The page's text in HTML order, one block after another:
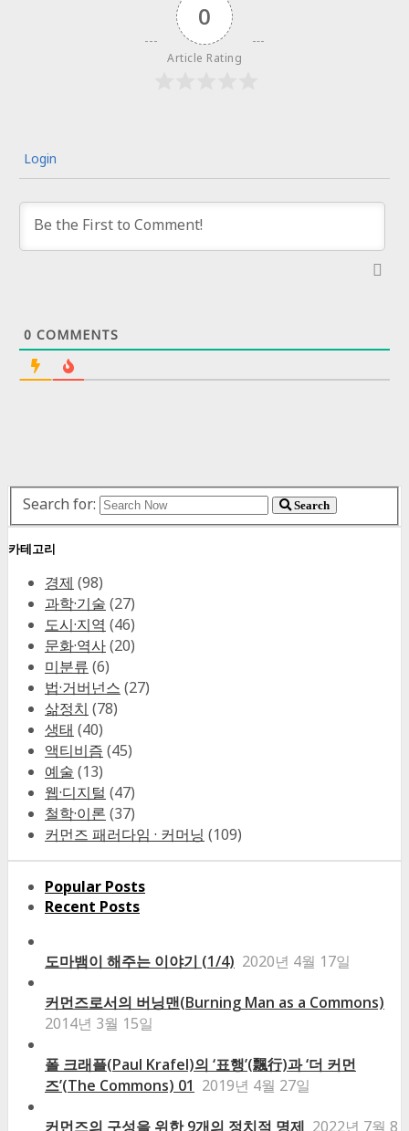
0
Article Rating
Login
0 COMMENTS
Search for: Search
카테고리
경제 (98)
과학·기술 (27)
도시·지역 (46)
문화·역사(20)
미분류 (6)
법·거버넌스 (27)
삶정치 (78)
생태 (40)
액티비즘 (45)
예술 (13)
웹·디지털 (47)
철학·이론 (37)
커먼즈 패러다임 · 커머닝 (109)
Popular Posts
Recent Posts
도마뱀이 해주는 이야기 (1/4) 2020년 4월 17일
커먼즈로서의 버닝맨(Burning Man as a Commons)
2014년 3월 15일
폴 크래플(Paul Krafel)의 ‘표행’(飄行)과 ‘더 커먼
즈’(The Commons) 01 2019년 4월 27일
커먼즈의 구성을 위한 9개의 정치적 명제 2022년 7월 8